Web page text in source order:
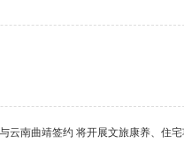
云南曲靖签约 将开展文旅康养、住宅